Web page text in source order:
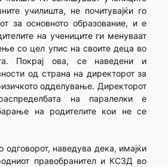
училишта, не почитувајќи го
за основното образование, и е
на учениците ги менуваат
со цел упис на своите деца во
Покрај ова, се наведени и
од страна на директорот за
одделување. Директорот
на паралелки е
на родителите кои не се
одговорот, наведува дека, имајќи
правобранител и КСЗД во